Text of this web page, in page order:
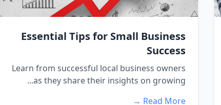
Essential Tips for Small Business
Success
Learn from successful local business owners
as they share their insights on growing...
Read More →